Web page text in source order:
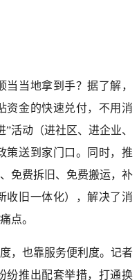
当地拿到手？据了解，
资金的快速兑付，不用消
活动（进社区、进企业、
策送到家门口。同时，推
免费拆旧、免费搬运，补
收旧一体化），解决了消
点。
，也靠服务便利度。记者
纷推出配套举措，打通换